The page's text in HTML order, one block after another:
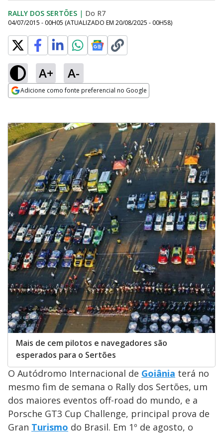
RALLY DOS SERTÕES | Do R7
04/07/2015 - 00H05 (ATUALIZADO EM 20/08/2025 - 00H58)
A+ A-
Adicione como fonte preferencial no Google
Mais de cem pilotos e navegadores são
esperados para o Sertões
O Autódromo Internacional de Goiânia terá no
mesmo fim de semana o Rally dos Sertões, um
dos maiores eventos off-road do mundo, e a
Porsche GT3 Cup Challenge, principal prova de
Gran Turismo do Brasil. Em 1º de agosto, o